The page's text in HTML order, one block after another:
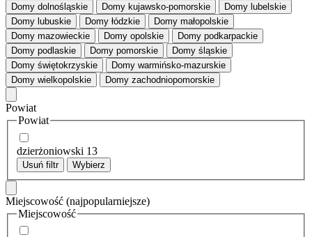
Domy dolnośląskie Domy kujawsko-pomorskie
Domy lubelskie
Domy lubuskie
Domy łódzkie
Domy małopolskie
Domy mazowieckie
Domy opolskie
Domy podkarpackie
Domy podlaskie
Domy pomorskie
Domy śląskie
Domy świętokrzyskie
Domy warmińsko-mazurskie
Domy wielkopolskie
Domy zachodniopomorskie
Powiat
Powiat
dzierżoniowski 13
Usuń filtr Wybierz
Miejscowość (najpopularniejsze)
Miejscowość